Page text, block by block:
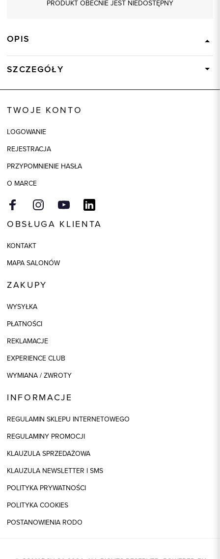
PRODUKT OBECNIE JEST NIEDOSTĘPNY
OPIS
SZCZEGÓŁY
Kolor
TWOJE KONTO
LOGOWANIE
REJESTRACJA
PRZYPOMNIENIE HASŁA
O MARCE
OBSŁUGA KLIENTA
KONTAKT
MAPA SALONÓW
ZAKUPY
WYSYŁKA
PŁATNOŚCI
REKLAMACJE
EXPERIENCE CLUB
WYMIANA / ZWROTY
INFORMACJE
REGULAMIN SKLEPU INTERNETOWEGO
REGULAMINY PROMOCJI
KLAUZULA SPRZEDAŻOWA
KLAUZULA NEWSLETTER I SMS
POLITYKA PRYWATNOŚCI
POLITYKA COOKIES
POSTANOWIENIA RODO